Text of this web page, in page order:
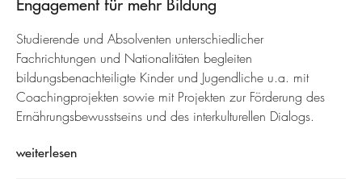
Engagement für mehr Bildung
Studierende und Absolventen unterschiedlicher
Fachrichtungen und Nationalitäten begleiten
bildungsbenachteiligte Kinder und Jugendliche u.a. mit
Coachingprojekten sowie mit Projekten zur Förderung des
Ernährungsbewusstseins und des interkulturellen Dialogs.
weiterlesen